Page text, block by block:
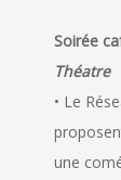
Soirée
Théatre
• Le
une